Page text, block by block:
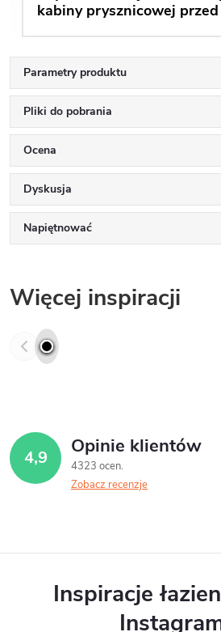
kabiny prysznicowej
Parametry produktu
Pliki do pobrania
Ocena
Dyskusja
Napiętnować
Więcej inspiracji
4,9 Opinie klientów
4323 ocen
Zobacz recenzje
Inspiracje